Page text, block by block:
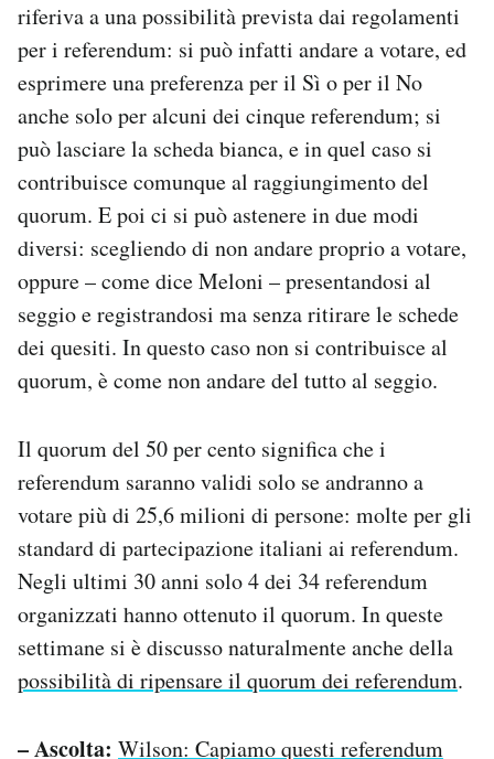
riferiva a una possibilità prevista dai regolamenti
per i referendum: si può infatti andare a votare, ed
esprimere una preferenza per il Sì o per il No
anche solo per alcuni dei cinque referendum; si
può lasciare la scheda bianca, e in quel caso si
contribuisce comunque al raggiungimento del
quorum. E poi ci si può astenere in due modi
diversi: scegliendo di non andare proprio a votare,
oppure – come dice Meloni – presentandosi al
seggio e registrandosi ma senza ritirare le schede
dei quesiti. In questo caso non si contribuisce al
quorum, è come non andare del tutto al seggio.
Il quorum del 50 per cento significa che i
referendum saranno validi solo se andranno a
votare più di 25,6 milioni di persone: molte per gli
standard di partecipazione italiani ai referendum.
Negli ultimi 30 anni solo 4 dei 34 referendum
organizzati hanno ottenuto il quorum. In queste
settimane si è discusso naturalmente anche della
possibilità di ripensare il quorum dei referendum.
– Ascolta: Wilson: Capiamo questi referendum